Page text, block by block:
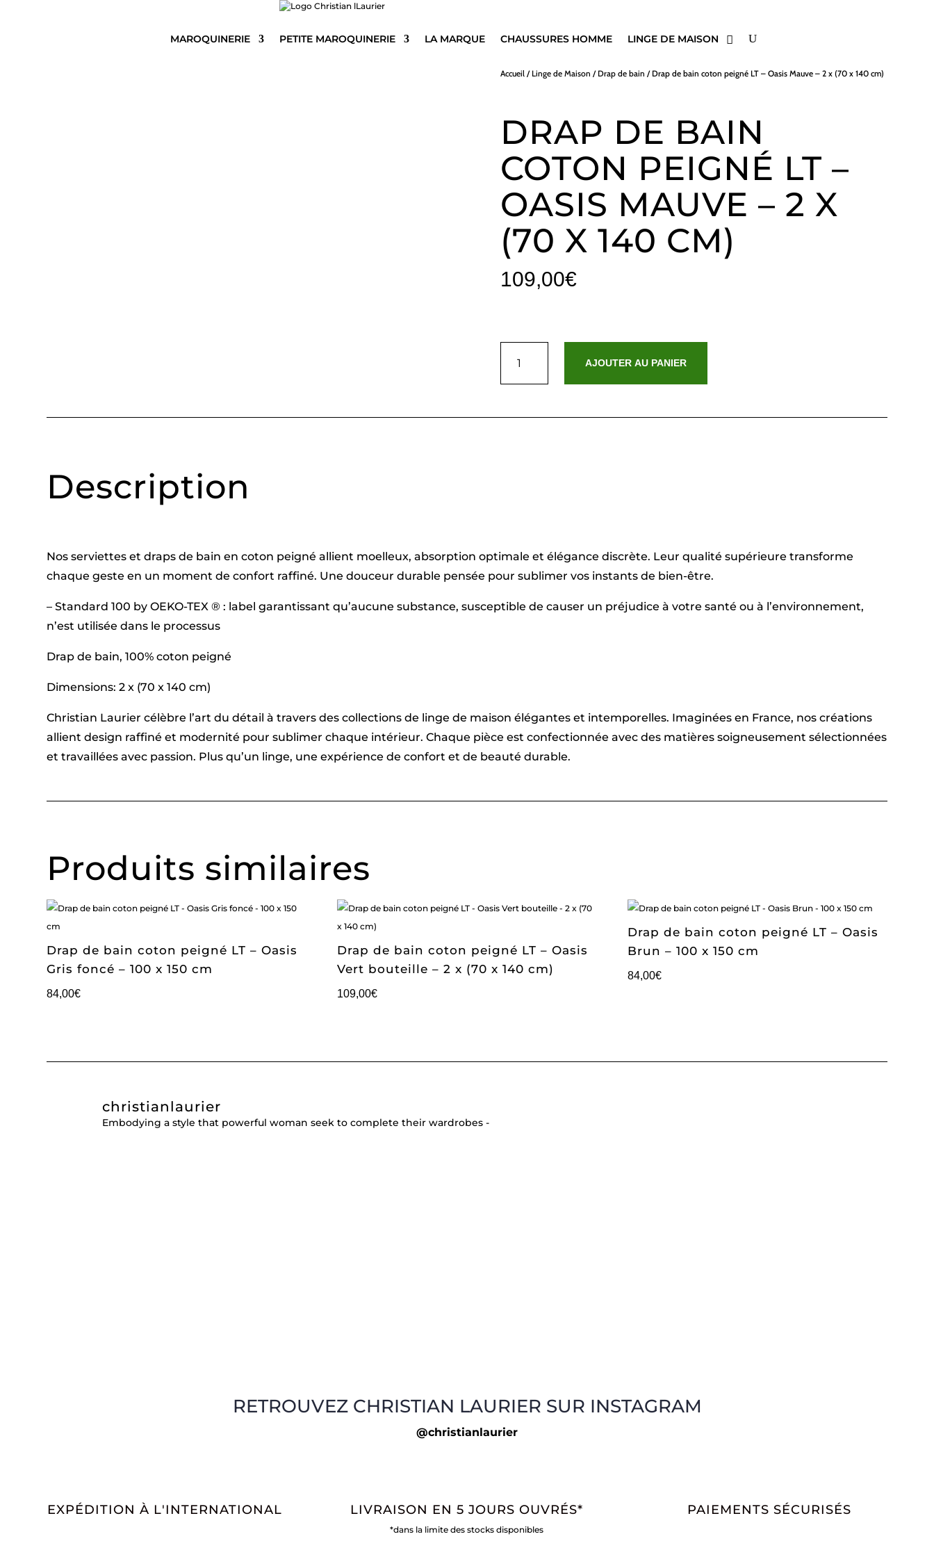
MAROQUINERIE PETITE MAROQUINERIE LA MARQUE CHAUSSURES HOMME LINGE DE MAISON
Accueil / Linge de Maison / Drap de bain / Drap de bain coton peigné LT – Oasis Mauve – 2 x (70 x 140 cm)
DRAP DE BAIN
COTON PEIGNÉ LT –
OASIS MAUVE – 2 X
(70 X 140 CM)
109,00€
de
cm)
AJOUTER AU PANIER
Description
Nos serviettes et draps de bain en coton peigné allient moelleux, absorption optimale et élégance discrète. Leur qualité supérieure transforme
chaque geste en un moment de confort raffiné. Une douceur durable pensée pour sublimer vos instants de bien-être.
– Standard 100 by OEKO-TEX ® : label garantissant qu’aucune substance, susceptible de causer un préjudice à votre santé ou à l’environnement,
n’est utilisée dans le processus
Drap de bain, 100% coton peigné
Dimensions: 2 x (70 x 140 cm)
Christian Laurier célèbre l’art du détail à travers des collections de linge de maison élégantes et intemporelles. Imaginées en France, nos créations
allient design raffiné et modernité pour sublimer chaque intérieur. Chaque pièce est confectionnée avec des matières soigneusement sélectionnées
et travaillées avec passion. Plus qu’un linge, une expérience de confort et de beauté durable.
Produits similaires
Drap de bain coton peigné LT – Oasis
Gris foncé – 100 x 150 cm
84,00€
Drap de bain coton peigné LT – Oasis
Vert bouteille – 2 x (70 x 140 cm)
109,00€
Drap de bain coton peigné LT – Oasis
Brun – 100 x 150 cm
84,00€
christianlaurier
Embodying a style that powerful woman seek to complete their wardrobes -
RETROUVEZ CHRISTIAN LAURIER SUR INSTAGRAM
@christianlaurier
EXPÉDITION À L'INTERNATIONAL LIVRAISON EN 5 JOURS OUVRÉS*
*dans la limite des stocks disponibles
PAIEMENTS SÉCURISÉS